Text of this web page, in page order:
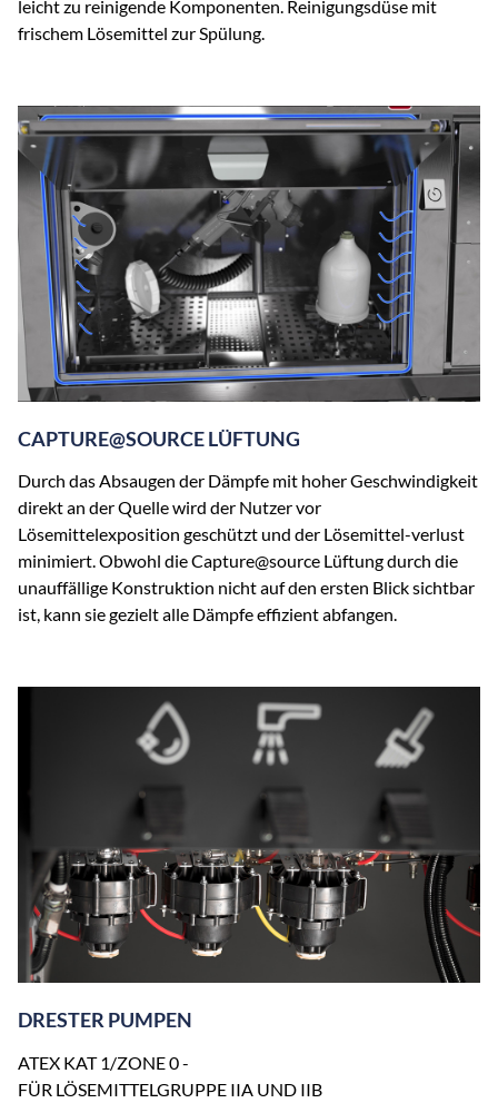
leicht zu reinigende Komponenten. Reinigungsdüse mit
frischem Lösemittel zur Spülung.
CAPTURE@SOURCE LÜFTUNG
Durch das Absaugen der Dämpfe mit hoher Geschwindigkeit
direkt an der Quelle wird der Nutzer vor
Lösemittelexposition geschützt und der Lösemittel-verlust
minimiert. Obwohl die Capture@source Lüftung durch die
unauffällige Konstruktion nicht auf den ersten Blick sichtbar
ist, kann sie gezielt alle Dämpfe effizient abfangen.
DRESTER PUMPEN
ATEX KAT 1/ZONE 0 -
FÜR LÖSEMITTELGRUPPE IIA UND IIB